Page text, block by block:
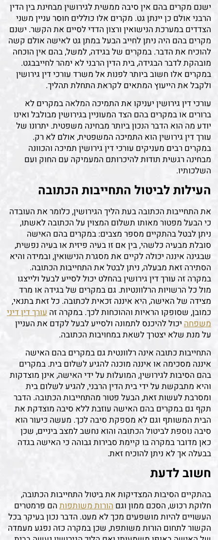
ישנם מקרים בהם אין סיבה ממשית לגירושין מבחינת בין הדין
הרבני אולם כן יינתן גט. מקרים אלו כוללים חוסר עניין משני
הצדדים במערכת הנישואין ורצון הדדי לסיים את הקשר. ישנם
מקרים בהם היה ניתן לחייב הבעל במתן גט לאישה אולם קשה
להוכיח את הדבר. במקרים של בגידה, למשל, בהם אין הוכחה
מובהקת לדבר הבגידה, בית הדין הרבני לא ימהר לחייבבגט.
במקרים אלו חשוב ביותר לפנות אל משרד עורכי דין גירושין
ולקבל את הייעוץ המתאים לקראת התחלת תהליך.
עורכי דין גירושין יעניקו את התמיכה המלאה במקרים לא
ברורים או במקרים בהם הצד המעוניין בגירושין מבולבל ואינו
יודע מה הוא הדבר הנכון ביותר מבחינה משפטית. יתרונו של
עורך דין גירושין הוא התמיכה המשפטית, אולם לא רק.
במקרים רבים מעניקים עורכי דין גירושין תמיכה והכוונה
מבחינה רגשית תודות להיכרותם המעמיקה עם החוק ועם
השלכותיו.
העילות לביטול התחייבות הכתובה
את התחייבות הכתובה בעת הליך הגירושין, כלומר את העובדה
כי הבעל מפטור מאותו תשלום המצוין על הכתובה לאשתו,
ניתן לבטל בהתקיים מספר מצבים: במקרים בהם האישה
סובלת מבעיה כלשהי, בין אם זו בעיה פיזית או בעיה נפשית,
שבגינה איננה יכולה לקיים את מסגרת הנישואין, ובמידה והיא
הסתירה זאת מבעלה, ניתן לבטל את התחייבות הכתובה.
במקרה זה עורך דין גירושין בהחלט יכול לסייע לבעל ולייצגו
מול כל הרשויות הרלוונטיות. גם במקרים של בגידה או מרד
מצידה של האישה, היא איננה זכאית לכתובה. כל זאת בתנאי,
כמובן, שסופקו הראיות וההוכחות לכך. במקרה זה עורך דין דיני
משפחה יכול להיכנס לתמונה ולסייע לבעל לקדם את העניין
על מנת שלא יצטרך לשאת במחויבות הכתובה.
התחייבות כתובה אינה רלוונטית גם במקרים בהם האישה
איננה מסכימה או איננה מוכנה להגיע לשלום בית. במקרים
בהם הסיבות לגירושין, המועלות על ידי האישה, אינן מוצדקות
והיא מתבקשת על ידי בית הדין הרבני, להגיע לשלום בית
ומסרבת לעשות זאת, הבעל פטור מהתחייבות הכתובה. הדבר
תקף גם במקרים בהם האישה עוזבת ללא סיבה מוצדקת את
הבית המשותף וגם לא מספקת סיבה לכך. מעשה כיעור הוא
סיבה נוספת לביטול הכתובה והוא נחשב למצב ביניים, שכן
כאן מדובר במקרה בו קיימת סבירות גבוהה כי האישה בגדה
בבעלה אך לא ניתן להוכיח זאת.
חשוב לדעת
בהתקיים הסיבות המצדיקות את ביטול התחייבות הכתובה,
חלוקת רכוש, הסכם ממון וגם הורות משותפות הם פרמטרים
העשויים להיות מושפעים מכך לא מעט. הדבר נכון בעיקר בכל
הקשור לתחום הורות משותפת, שכן במקרה כזה נפגע מעמדה